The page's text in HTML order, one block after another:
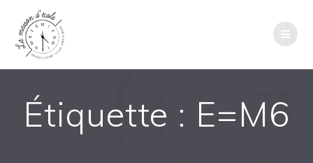
Étiquette : E=M6